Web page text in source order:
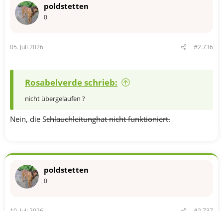
poldstetten
0
05. Juli 2026 #2.736
Rosabelverde schrieb:
nicht übergelaufen ?
Nein, die Schlauchleitunghat nicht funktioniert.
poldstetten
0